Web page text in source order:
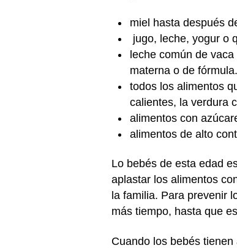
miel hasta después
jugo, leche, yogur o
leche común de
materna o de
todos los alimentos
calientes, la verdura
alimentos con
alimentos de alto
Lo bebés de esta edad
aplastar los alimentos
la familia. Para prevenir
más tiempo, hasta que
Cuando los bebés